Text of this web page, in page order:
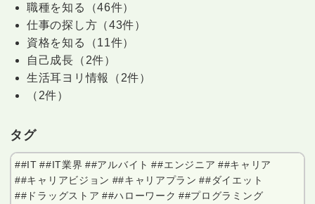
職種を知る（46件）
仕事の探し方（43件）
資格を知る（11件）
自己成長（2件）
生活耳ヨリ情報（2件）
（2件）
タグ
##IT ##IT業界 ##アルバイト ##エンジニア ##キャリア
##キャリアビジョン ##キャリアプラン ##ダイエット
##ドラッグストア ##ハローワーク ##プログラミング